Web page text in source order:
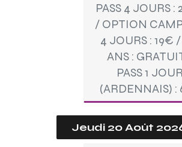
PASS 4 JOURS :
/ OPTION
4 JOURS : 19€
ANS :
PASS 1 JOUR
(ARDENNAIS) :
Jeudi 20 Août